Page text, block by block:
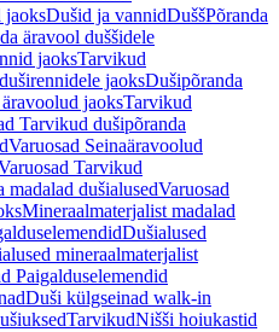
jaoksDušid ja vannidDuššPõranda
äravool duššidele
jaoksTarvikud
jaoksDušipõranda
jaoksTarvikud
Tarvikud dušipõranda
Varuosad Seinaäravoolud
Tarvikud
madalad dušialusedVaruosad
Mineraalmaterjalist madalad
Dušialused
mineraalmaterjalist
Paigalduselemendid
Duši külgseinad walk-in
TarvikudNišši hoiukastid